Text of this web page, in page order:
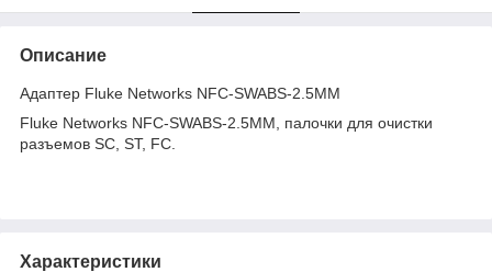
Описание
Адаптер Fluke Networks NFC-SWABS-2.5MM
Fluke Networks NFC-SWABS-2.5MM, палочки для очистки
разъемов SC, ST, FC.
Характеристики